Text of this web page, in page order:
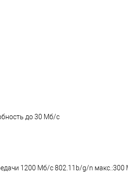
до 30 Мб/с
1200 Мб/с 802.11b/g/n